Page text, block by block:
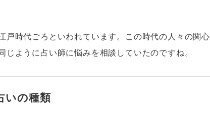
戸時代ごろといわれています。この時代の人々の関心
ように占い師に悩みを相談していたのですね。
いの種類